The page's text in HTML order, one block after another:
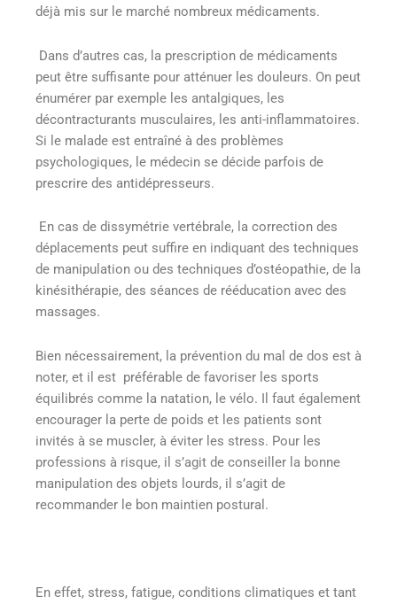
déjà mis sur le marché nombreux médicaments.
Dans d’autres cas, la prescription de médicaments
peut être suffisante pour atténuer les douleurs. On peut
énumérer par exemple les antalgiques, les
décontracturants musculaires, les anti-inflammatoires.
Si le malade est entraîné à des problèmes
psychologiques, le médecin se décide parfois de
prescrire des antidépresseurs.
En cas de dissymétrie vertébrale, la correction des
déplacements peut suffire en indiquant des techniques
de manipulation ou des techniques d’ostéopathie, de la
kinésithérapie, des séances de rééducation avec des
massages.
Bien nécessairement, la prévention du mal de dos est à
noter, et il est préférable de favoriser les sports
équilibrés comme la natation, le vélo. Il faut également
encourager la perte de poids et les patients sont
invités à se muscler, à éviter les stress. Pour les
professions à risque, il s’agit de conseiller la bonne
manipulation des objets lourds, il s’agit de
recommander le bon maintien postural.
En effet, stress, fatigue, conditions climatiques et tant